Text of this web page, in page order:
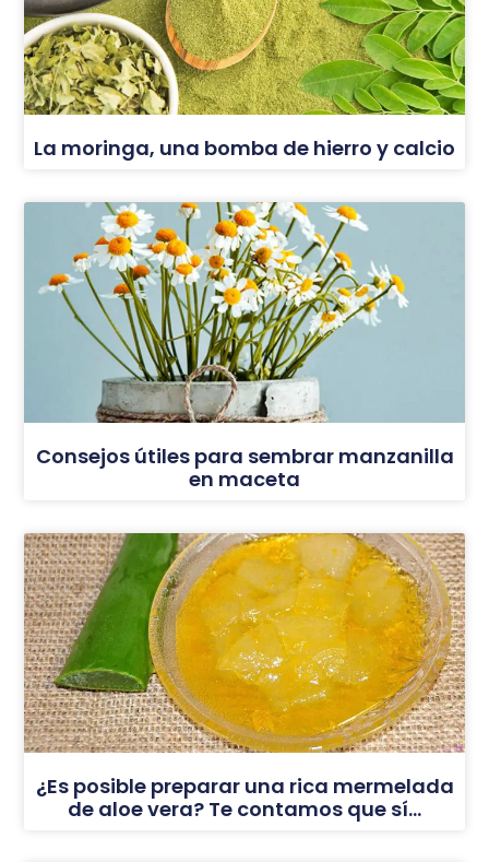
La moringa, una bomba de hierro y calcio
Consejos útiles para sembrar manzanilla
en maceta
¿Es posible preparar una rica mermelada
de aloe vera? Te contamos que sí…